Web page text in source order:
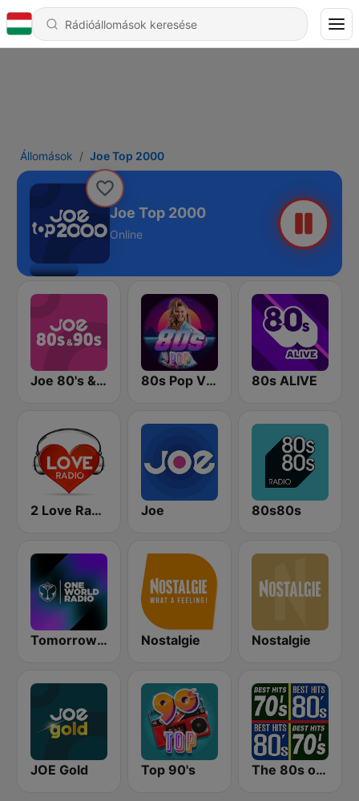
Állomások Joe Top 2000
Joe Top 2000
Online
Joe 80's & 90's 80s Pop Vibes 80s ALIVE
2 Love Radio Joe 80s80s
Tomorrowland One World Radio UK Nostalgie Nostalgie
JOE Gold Top 90's The 80s on the 80s